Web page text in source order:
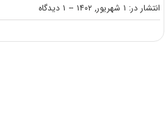
انتشار در: ۱ شهریور, ۱۴۰۲ -- ۱ دیدگاه
on
اعلام